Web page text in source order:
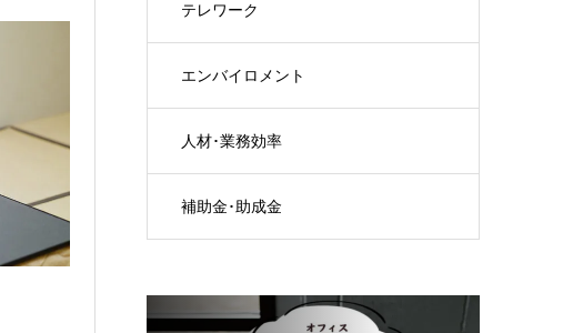
テレワーク
エンバイロメント
人材･業務効率
補助金･助成金